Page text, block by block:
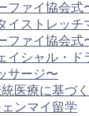
ファイ協会式
イストレッチ
ファイ協会式
イシャル・ド
サージ〜
医療に基づ
ンマイ留学